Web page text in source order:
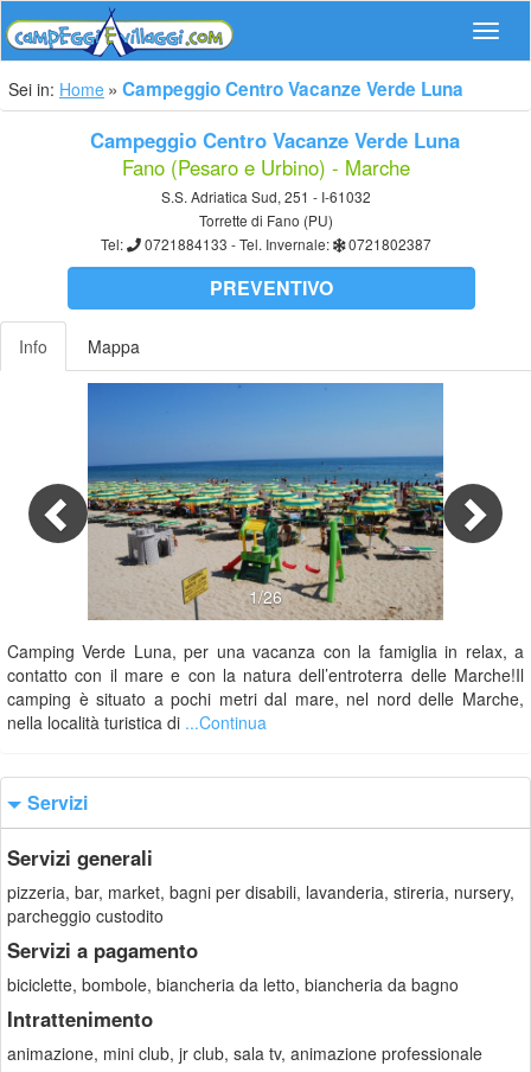
Sei in: Home Campeggio Centro Vacanze Verde Luna
Campeggio Centro Vacanze Verde Luna
Fano (Pesaro e Urbino) - Marche
S.S. Adriatica Sud, 251 - I-61032
Torrette di Fano (PU)
Tel:
0721884133 - Tel. Invernale: 0721802387
PREVENTIVO
Info Mappa
1/26
Camping Verde Luna, per una vacanza con la famiglia in relax, a
contatto con il mare e con la natura dell’entroterra delle Marche!Il
camping è situato a pochi metri dal mare, nel nord delle Marche,
nella località turistica di ...Continua
Servizi
Servizi generali
pizzeria, bar, market, bagni per disabili, lavanderia, stireria, nursery,
parcheggio custodito
Servizi a pagamento
biciclette, bombole, biancheria da letto, biancheria da bagno
Intrattenimento
animazione, mini club, jr club, sala tv, animazione professionale